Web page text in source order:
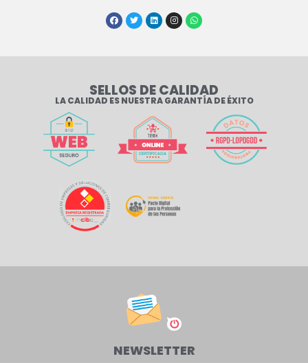
SELLOS DE CALIDAD
LA CALIDAD ES NUESTRA GARANTÍA DE ÉXITO
NEWSLETTER